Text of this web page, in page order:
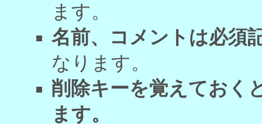
ます。
名前、コメントは必須
なります。
削除キーを覚えておく
ます。